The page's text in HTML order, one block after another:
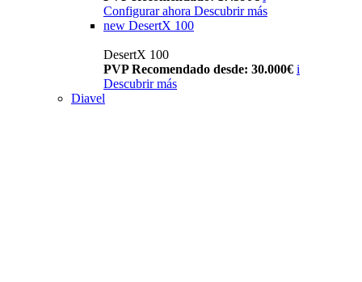
Configurar ahora Descubrir más
new DesertX 100
DesertX 100
PVP Recomendado desde: 30.000€ i
Descubrir más
Diavel